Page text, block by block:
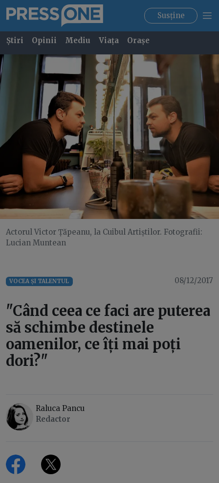
Susține
Știri Opinii Mediu Viața Orașe
Actorul Victor Țăpeanu, la Cuibul Artiștilor. Fotografii:
Lucian Muntean
VOCEA ȘI TALENTUL 08/12/2017
"Când ceea ce faci are puterea
să schimbe destinele
oamenilor, ce îți mai poți
dori?"
Raluca Pancu
Redactor